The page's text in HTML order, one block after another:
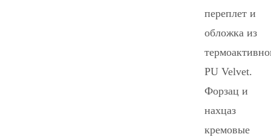
переплет и
обложка из
PU Velvet.
Форзац и
нахцаз
кремовые